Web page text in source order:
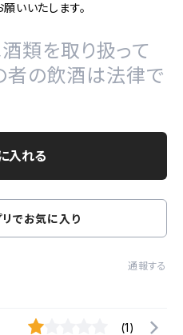
いいたします。
類を取り扱って
者の飲酒は法律で
入れる
でお気に入り
通報する
(1)